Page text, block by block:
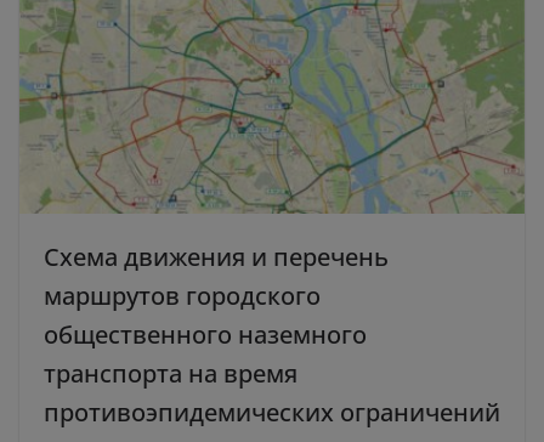
Схема движения и перечень
маршрутов городского
общественного наземного
транспорта на время
противоэпидемических ограничений